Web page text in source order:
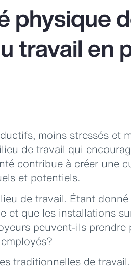
retraite
physique
travail en
moins stressés et
de travail qui
contribue à créer une
et potentiels.
de travail. Étant
et que les installations
peuvent-ils prendre
traditionnelles de travail.